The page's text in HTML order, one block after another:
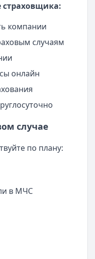
компании
случаям
онлайн
случае
по плану:
в МЧС